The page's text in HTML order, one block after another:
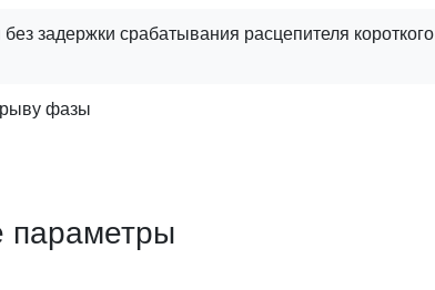
задержки срабатывания расцепителя короткого
фазы
параметры